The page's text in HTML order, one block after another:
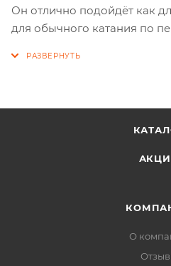
Он отлично подойдёт как
для обычного катания по
О